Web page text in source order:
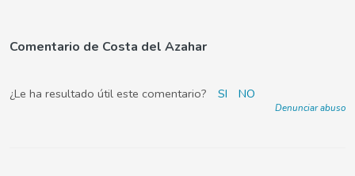
Comentario de Costa del Azahar
¿Le ha resultado útil este comentario? SI NO
Denunciar abuso